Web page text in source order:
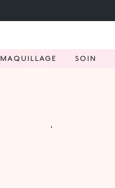
MAQUILLAGE SOIN